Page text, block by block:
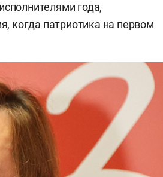
года,
когда патриотика на первом